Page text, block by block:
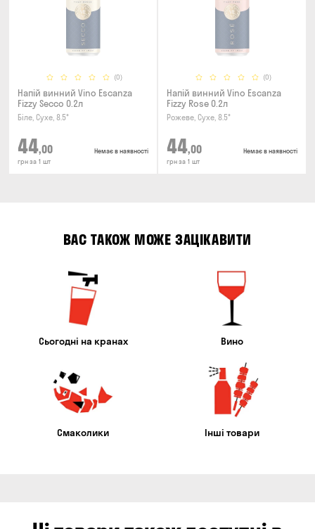
(0)
Напій винний Vino Escanza
Fizzy Secco 0.2л
Біле, Сухе, 8.5°
44,00
грн за 1 шт
Немає в наявності
(0)
Напій винний Vino Escanza
Fizzy Rose 0.2л
Рожеве, Сухе, 8.5°
44,00
грн за 1 шт
Немає в наявності
ВАС ТАКОЖ МОЖЕ ЗАЦІКАВИТИ
Сьогодні на кранах Вино
Смаколики Інші товари